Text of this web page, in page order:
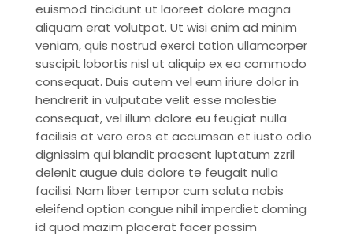
euismod tincidunt ut laoreet dolore magna
aliquam erat volutpat. Ut wisi enim ad minim
veniam, quis nostrud exerci tation ullamcorper
suscipit lobortis nisl ut aliquip ex ea commodo
consequat. Duis autem vel eum iriure dolor in
hendrerit in vulputate velit esse molestie
consequat, vel illum dolore eu feugiat nulla
facilisis at vero eros et accumsan et iusto odio
dignissim qui blandit praesent luptatum zzril
delenit augue duis dolore te feugait nulla
facilisi. Nam liber tempor cum soluta nobis
eleifend option congue nihil imperdiet doming
id quod mazim placerat facer possim